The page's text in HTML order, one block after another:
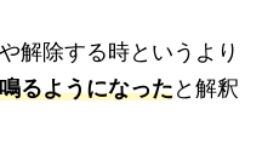
解除する時というより
るようになったと解釈